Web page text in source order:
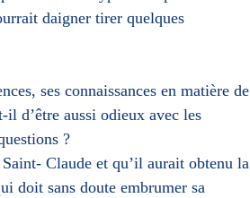
daigner tirer quelques
ses connaissances en matière de
d’être aussi odieux avec les
?
Claude et qu’il aurait obtenu la
doit sans doute embrumer sa